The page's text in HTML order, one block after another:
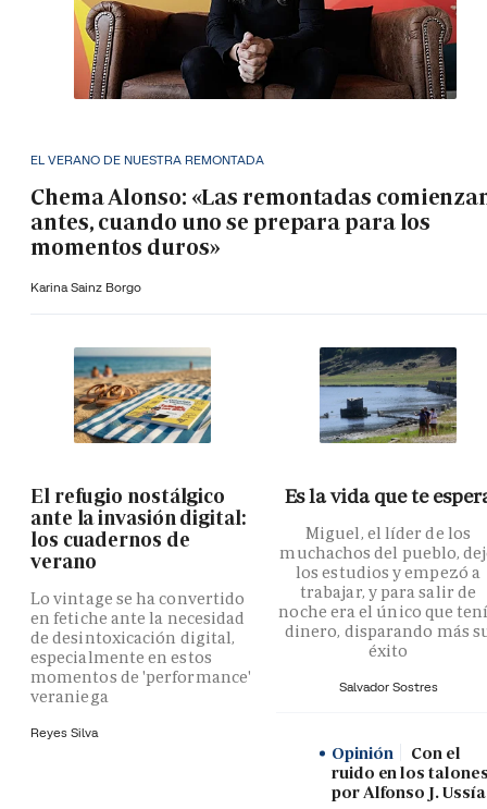
EL VERANO DE NUESTRA REMONTADA
Chema Alonso: «Las remontadas
antes, cuando uno se prepara para los
momentos duros»
Karina Sainz Borgo
El refugio nostálgico
ante la invasión digital:
los cuadernos de
verano
Lo vintage se ha convertido
en fetiche ante la necesidad
de desintoxicación digital,
especialmente en estos
momentos de 'performance'
veraniega
Reyes Silva
Es la vida que te
Miguel, el líder de los
muchachos del pueblo,
los estudios y empezó a
trabajar, y para salir de
noche era el único que
dinero, disparando más
éxito
Salvador Sostres
Opinión
Con el
ruido en los
por Alfonso J. Ussía